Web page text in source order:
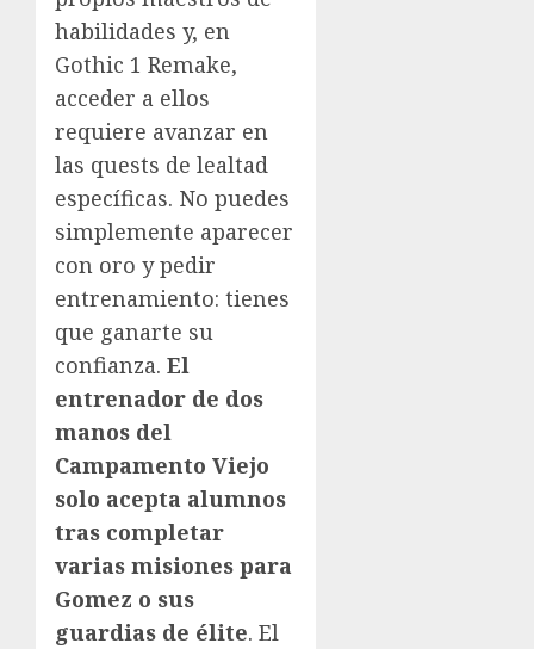
habilidades y, en
Gothic 1 Remake,
acceder a ellos
requiere avanzar en
las quests de lealtad
específicas. No puedes
simplemente aparecer
con oro y pedir
entrenamiento: tienes
que ganarte su
confianza. El
entrenador de dos
manos del
Campamento Viejo
solo acepta alumnos
tras completar
varias misiones para
Gomez o sus
guardias de élite. El